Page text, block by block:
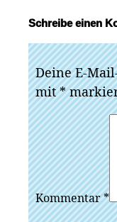
Schreibe einen
Deine E-
mit*
Kommentar*